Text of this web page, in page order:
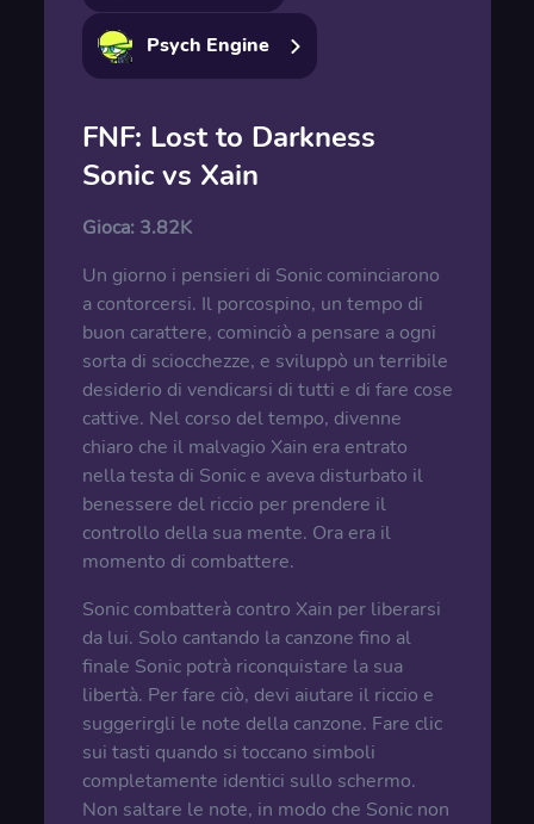
Psych Engine
FNF: Lost to Darkness
Sonic vs Xain
Gioca: 3.82K
Un giorno i pensieri di Sonic cominciarono
a contorcersi. Il porcospino, un tempo di
buon carattere, cominciò a pensare a ogni
sorta di sciocchezze, e sviluppò un terribile
desiderio di vendicarsi di tutti e di fare cose
cattive. Nel corso del tempo, divenne
chiaro che il malvagio Xain era entrato
nella testa di Sonic e aveva disturbato il
benessere del riccio per prendere il
controllo della sua mente. Ora era il
momento di combattere.
Sonic combatterà contro Xain per liberarsi
da lui. Solo cantando la canzone fino al
finale Sonic potrà riconquistare la sua
libertà. Per fare ciò, devi aiutare il riccio e
suggerirgli le note della canzone. Fare clic
sui tasti quando si toccano simboli
completamente identici sullo schermo.
Non saltare le note, in modo che Sonic non